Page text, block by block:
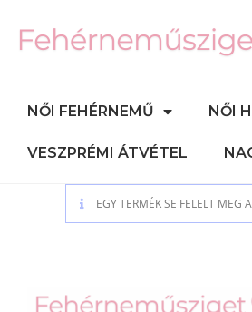
NŐI FEHÉRNEMŰ NŐI
VESZPRÉMI ÁTVÉTEL
EGY TERMÉK SE FELELT MEG